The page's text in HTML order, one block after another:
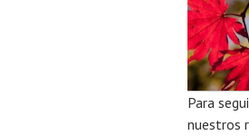
Para
nuestros